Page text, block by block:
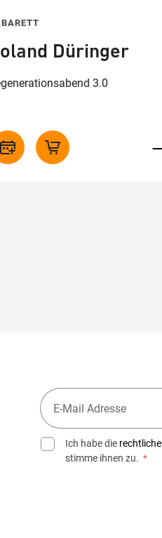
Düringer
3.0
Ich habe die
stimme ihnen zu. *